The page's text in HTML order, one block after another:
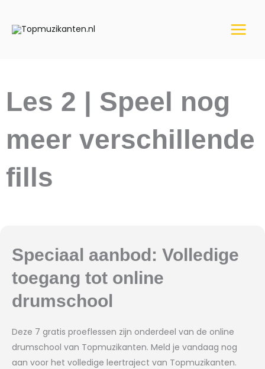
naar
Les 2 | Speel nog
meer verschillende
fills
Speciaal aanbod: Volledige
toegang tot online
drumschool
Deze 7 gratis proeflessen zijn onderdeel van de online
drumschool van Topmuzikanten. Meld je vandaag nog
aan voor het volledige leertraject van Topmuzikanten.